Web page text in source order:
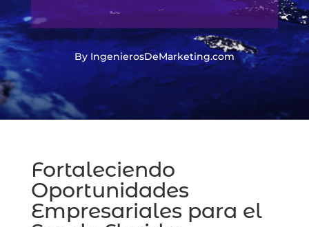
By IngenierosDeMarketing.com
Fortaleciendo
Oportunidades
Empresariales para el